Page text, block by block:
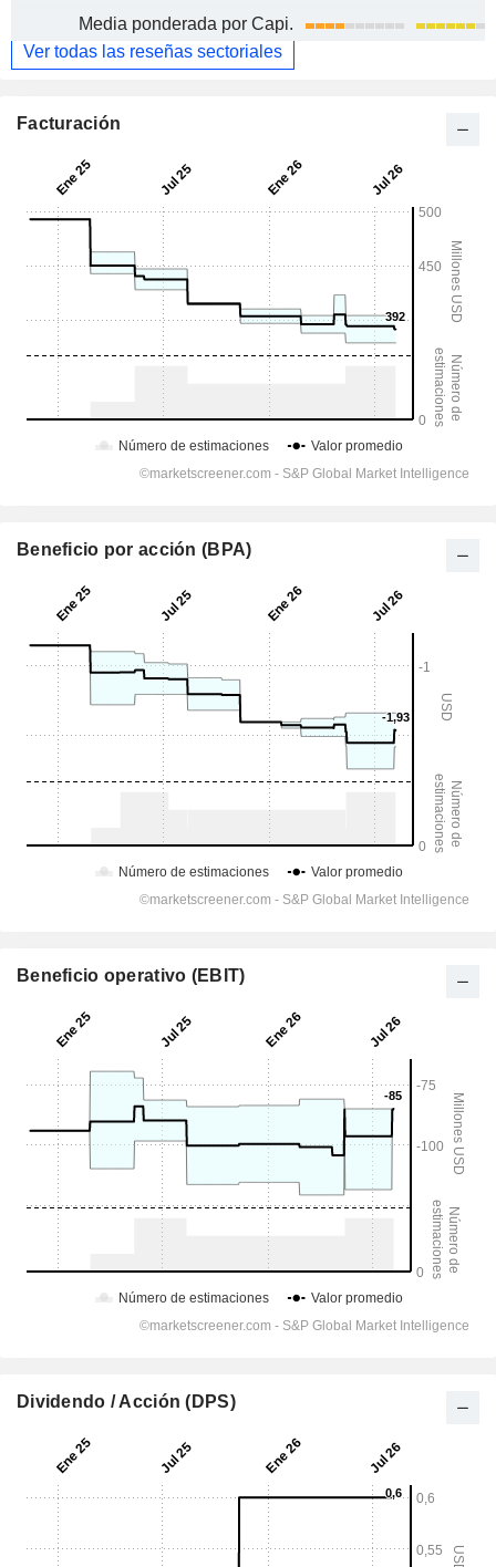
Media ponderada por Capi.
Ver todas las reseñas sectoriales
Facturación
Beneficio por acción (BPA)
Beneficio operativo (EBIT)
Dividendo / Acción (DPS)